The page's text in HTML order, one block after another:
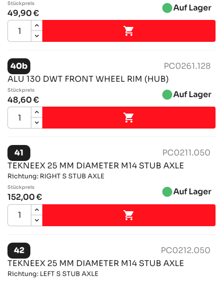
Stückpreis
49,90 € brightness_1Auf Lager

40b
PC0261.128
ALU 130 DWT FRONT WHEEL RIM (HUB)
Stückpreis
48,60 € brightness_1Auf Lager

41
PC0211.050
TEKNEEX 25 MM DIAMETER M14 STUB AXLE
Richtung: RIGHT S STUB AXLE
Stückpreis
152,00 € brightness_1Auf Lager

42
PC0212.050
TEKNEEX 25 MM DIAMETER M14 STUB AXLE
Richtung: LEFT S STUB AXLE